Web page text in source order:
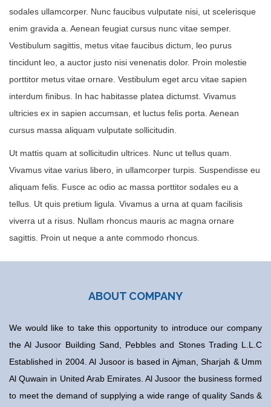
sodales ullamcorper. Nunc faucibus vulputate nisi, ut scelerisque
enim gravida a. Aenean feugiat cursus nunc vitae semper.
Vestibulum sagittis, metus vitae faucibus dictum, leo purus
tincidunt leo, a auctor justo nisi venenatis dolor. Proin molestie
porttitor metus vitae ornare. Vestibulum eget arcu vitae sapien
interdum finibus. In hac habitasse platea dictumst. Vivamus
ultricies ex in sapien accumsan, et luctus felis porta. Aenean
cursus massa aliquam vulputate sollicitudin.
Ut mattis quam at sollicitudin ultrices. Nunc ut tellus quam.
Vivamus vitae varius libero, in ullamcorper turpis. Suspendisse eu
aliquam felis. Fusce ac odio ac massa porttitor sodales eu a
tellus. Ut quis pretium ligula. Vivamus a urna at quam facilisis
viverra ut a risus. Nullam rhoncus mauris ac magna ornare
sagittis. Proin ut neque a ante commodo rhoncus.
ABOUT COMPANY
We would like to take this opportunity to introduce our company
the Al Jusoor Building Sand, Pebbles and Stones Trading L.L.C
Established in 2004. Al Jusoor is based in Ajman, Sharjah & Umm
Al Quwain in United Arab Emirates. Al Jusoor the business formed
to meet the demand of supplying a wide range of quality Sands &